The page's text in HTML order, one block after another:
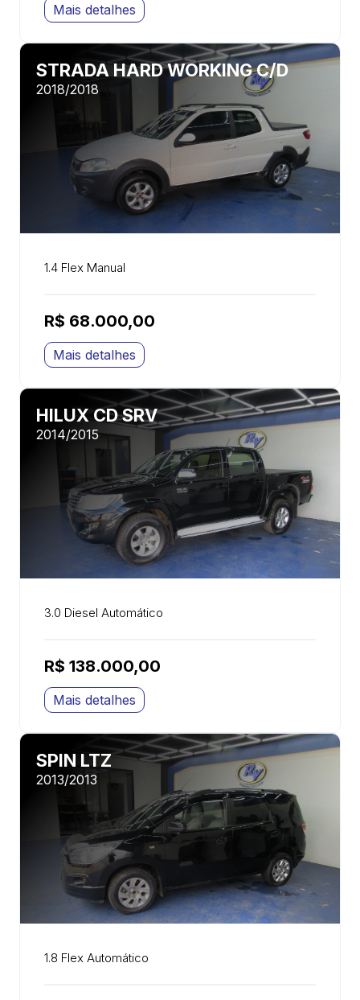
Mais detalhes
STRADA HARD WORKING C/D
2018/2018
1.4 Flex Manual
R$ 68.000,00
Mais detalhes
HILUX CD SRV
2014/2015
3.0 Diesel Automático
R$ 138.000,00
Mais detalhes
SPIN LTZ
2013/2013
1.8 Flex Automático